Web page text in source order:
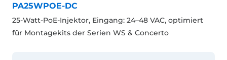
PA25WPOE-DC
25-Watt-PoE-Injektor, Eingang: 24–48 VAC, optimiert
für Montagekits der Serien WS & Concerto